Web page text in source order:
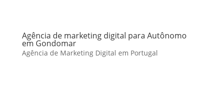
Agência de marketing digital para Autônomo
em Gondomar
Agência de Marketing Digital em Portugal